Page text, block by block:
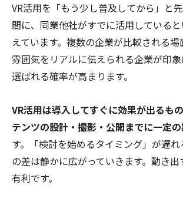
VR活用を「もう少し普及してから」と
間に、同業他社がすでに活用している
えています。複数の企業が比較される
雰囲気をリアルに伝えられる企業が印象
選ばれる確率が高まります。
VR活用は導入してすぐに効果が出るも
テンツの設計・撮影・公開までに一定
す。「検討を始めるタイミング」が遅れ
の差は静かに広がっていきます。動き
有利です。